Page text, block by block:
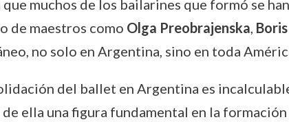
muchos de los bailarines que formó se
de maestros como Olga Preobrajenska,
no solo en Argentina, sino en toda
del ballet en Argentina es
ella una figura fundamental en la